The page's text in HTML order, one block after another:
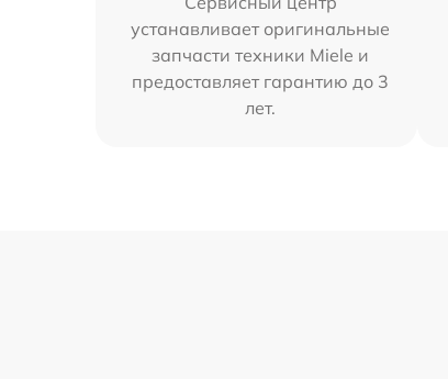
устанавливает оригинальные
запчасти техники Miele и
предоставляет гарантию до 3
лет.